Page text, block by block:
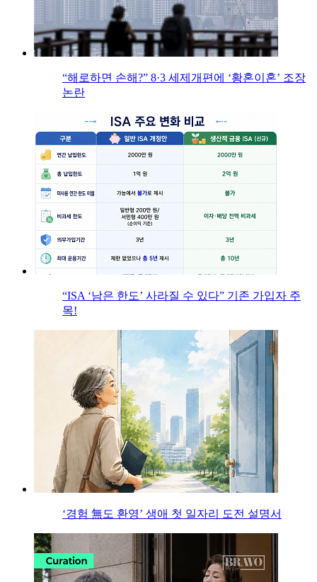
“해로하면 손해?” 8·3 세제개편에 ‘황혼이혼’ 조장
논란
“ISA ‘남은 한도’ 사라질 수 있다” 기존 가입자 주
목!
‘경험 無도 환영’ 생애 첫 일자리 도전 설명서